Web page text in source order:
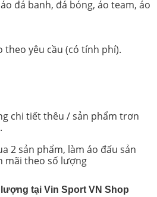
đá banh, đá bóng, áo team, áo
theo yêu cầu (có tính phí).
chi tiết thêu / sản phẩm trơn
2 sản phẩm, làm áo đấu sản
mãi theo số lượng
tại Vin Sport VN Shop